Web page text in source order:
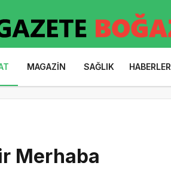
MAGAZIN SAĞLIK HABERLER
Merhaba